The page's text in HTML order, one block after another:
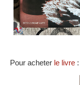
Pour acheter le livre :